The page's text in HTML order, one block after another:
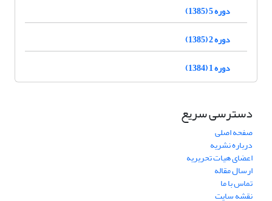
دوره 5 (1385)
دوره 2 (1385)
دوره 1 (1384)
دسترسی سریع
صفحه اصلی
درباره نشریه
اعضای هیات تحریریه
ارسال مقاله
تماس با ما
نقشه سایت